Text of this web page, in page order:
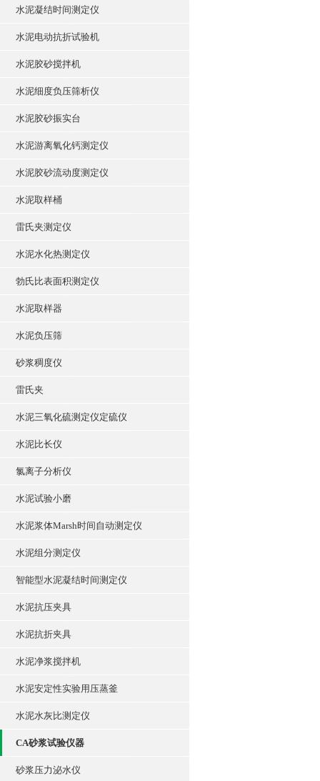
水泥凝结时间测定仪
水泥电动抗折试验机
水泥胶砂搅拌机
水泥细度负压筛析仪
水泥胶砂振实台
水泥游离氧化钙测定仪
水泥胶砂流动度测定仪
水泥取样桶
雷氏夹测定仪
水泥水化热测定仪
勃氏比表面积测定仪
水泥取样器
水泥负压筛
砂浆稠度仪
雷氏夹
水泥三氧化硫测定仪定硫仪
水泥比长仪
氯离子分析仪
水泥试验小磨
水泥浆体Marsh时间自动测定仪
水泥组分测定仪
智能型水泥凝结时间测定仪
水泥抗压夹具
水泥抗折夹具
水泥净浆搅拌机
水泥安定性实验用压蒸釜
水泥水灰比测定仪
CA砂浆试验仪器
砂浆压力泌水仪